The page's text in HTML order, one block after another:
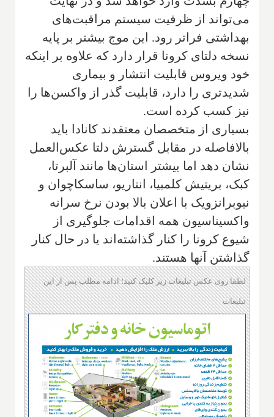
می‌تواند از ظرفیت سیستم مراقبت‌های
بهداشتی فراتر رود. این موج بیشتر بر پایه
نسخه دلتای کرونا قرار دارد که علاوه بر اینکه
خود ویروس قابلیت انتشار و بیماری
شدیدتری را دارد، قابلیت گذر از واکسن‌ها را
نیز کسب کرده است.
بسیاری از متخصصان معتقدند کانادا باید
بالافاصله در مقابل گسترش دلتا عکس‌العمل
نشان دهد اما بیشتر استان‌ها مانند آلبرتا،
کبک، بریتیش کلمبیا، انتاریو، ساسکاچوان و
نیوبرانزویک با اعلان بالا بودن نرخ سرانه
واکسیناسیون همه اقدامات جلوگیری از
شیوع کرونا را کنار گذاشته‌اند یا در حال کنار
گذاشتن آنها هستند.
لطفا روی عکس تبلیغات زیر کلیک کنید؛ ادامه مطلب پس از این
تبلیغات